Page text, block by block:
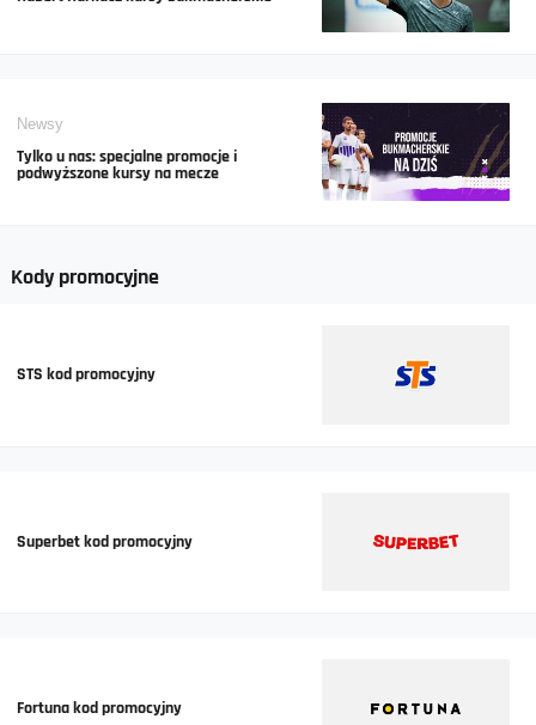
Newsy
Tylko u nas: specjalne promocje i
podwyższone kursy na mecze
Kody promocyjne
STS kod promocyjny
Superbet kod promocyjny
Fortuna kod promocyjny